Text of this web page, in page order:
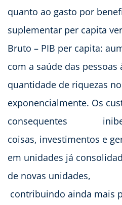
quanto ao gasto por
suplementar per capita
Bruto – PIB per capita:
com a saúde das
quantidade de riquezas
exponencialmente. Os
consequentes
coisas, investimentos e
em unidades já
de novas
contribuindo ainda mais